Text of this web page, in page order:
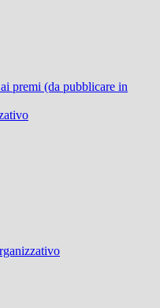
premi (da pubblicare in